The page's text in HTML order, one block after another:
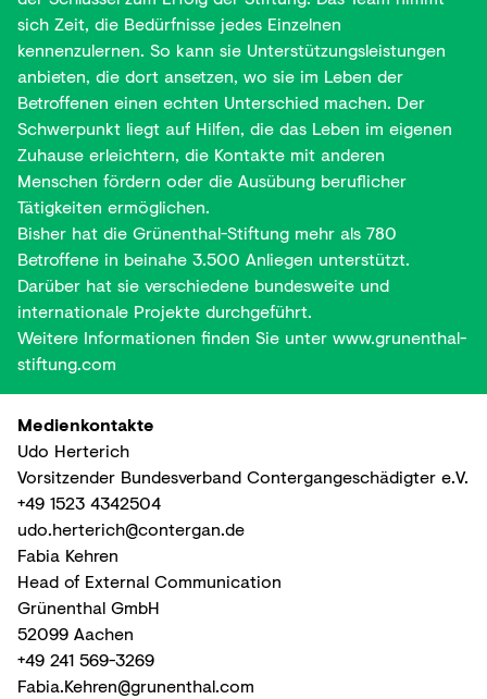
sich Zeit, die Bedürfnisse jedes Einzelnen
kennenzulernen. So kann sie Unterstützungsleistungen
anbieten, die dort ansetzen, wo sie im Leben der
Betroffenen einen echten Unterschied machen. Der
Schwerpunkt liegt auf Hilfen, die das Leben im eigenen
Zuhause erleichtern, die Kontakte mit anderen
Menschen fördern oder die Ausübung beruflicher
Tätigkeiten ermöglichen.
Bisher hat die Grünenthal-Stiftung mehr als 780
Betroffene in beinahe 3.500 Anliegen unterstützt.
Darüber hat sie verschiedene bundesweite und
internationale Projekte durchgeführt.
Weitere Informationen finden Sie unter www.grunenthal-
stiftung.com
Medienkontakte
Udo Herterich
Vorsitzender Bundesverband Contergangeschädigter e.V.
+49 1523 4342504
udo.herterich@contergan.de
Fabia Kehren
Head of External Communication
Grünenthal GmbH
52099 Aachen
+49 241 569-3269
Fabia.Kehren@grunenthal.com